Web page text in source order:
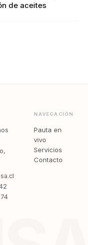
de aceites
NAVEGACIÓN
Pauta en
vivo
Servicios
Contacto